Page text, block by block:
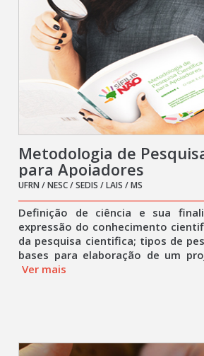
Metodologia de
para Apoiadores
UFRN / NESC / SEDIS / LAIS / MS
Definição de ciência e sua
expressão do conhecimento
da pesquisa cientifica; tipos de
bases para elaboração de um
Ver mais